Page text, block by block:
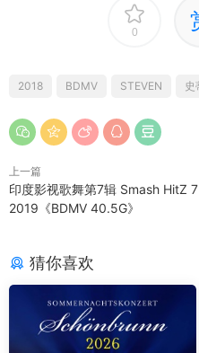
0
2018 BDMV STEVEN 史
上一篇
印度影视歌舞第7辑 Smash HitZ 7
2019《BDMV 40.5G》
猜你喜欢